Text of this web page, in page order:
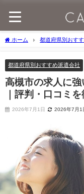
ホーム 都道府県別おす
都道府県別おすすめ派遣会社
高槻市の求人に
｜評判・口コミ
2026年7月1日 2026年7月1